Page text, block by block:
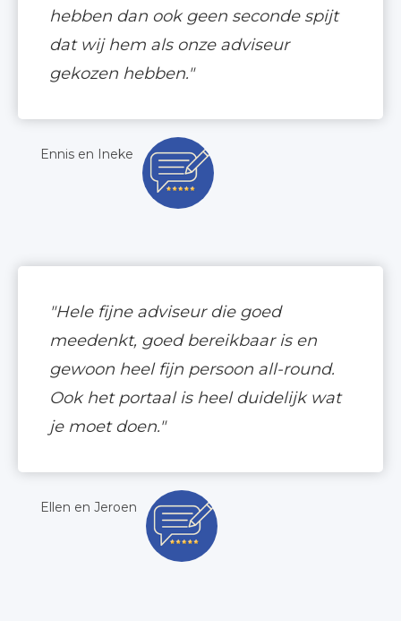
hebben dan ook geen seconde spijt
dat wij hem als onze adviseur
gekozen hebben."
Ennis en Ineke
"Hele fijne adviseur die goed
meedenkt, goed bereikbaar is en
gewoon heel fijn persoon all-round.
Ook het portaal is heel duidelijk wat
je moet doen."
Ellen en Jeroen